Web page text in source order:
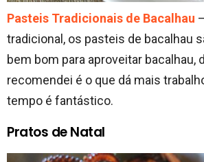
Pasteis Tradicionais de Bacalhau
tradicional, os pasteis de bacalhau
bem bom para aproveitar bacalhau,
recomendei é o que dá mais
tempo é fantástico.
Pratos de Natal